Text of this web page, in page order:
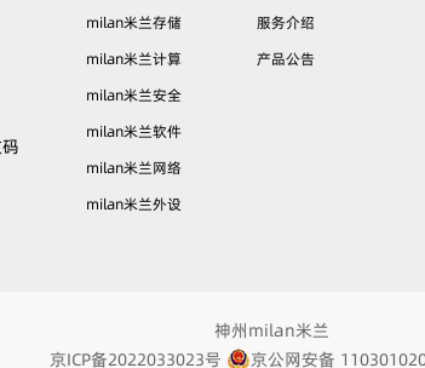
milan米兰存储
milan米兰计算
milan米兰安全
milan米兰软件
milan米兰网络
milan米兰外设
服务介绍
产品公告
神州milan米兰
京ICP备2022033023号
京公网安备